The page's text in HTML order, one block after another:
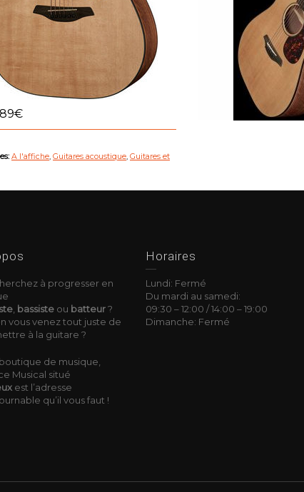
cookies
A l'affiche, Guitares acoustique, Guitares et
à progresser en
bassiste ou batteur?
vous venez tout juste de
à la guitare ?
de musique,
Musical situé
est l’adresse
qu’il vous faut !
Horaires
Lundi: Fermé
Du mardi au samedi:
09:30 –12:00 /14:00 –19:00
Dimanche: Fermé